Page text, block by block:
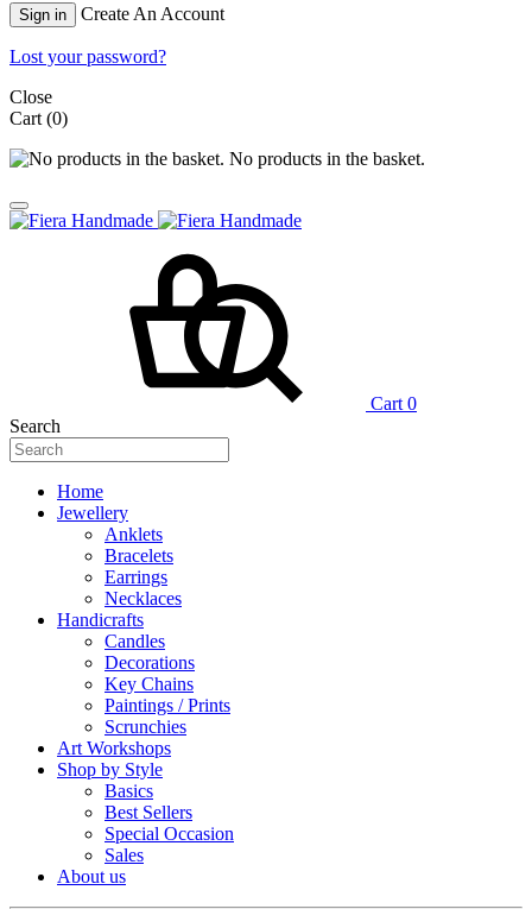
Sign in Create An Account
Lost your password?
Close
Cart (0)
No products in the basket.
Cart 0
Search
Home
Jewellery
Anklets
Bracelets
Earrings
Necklaces
Handicrafts
Candles
Decorations
Key Chains
Paintings / Prints
Scrunchies
Art Workshops
Shop by Style
Basics
Best Sellers
Special Occasion
Sales
About us